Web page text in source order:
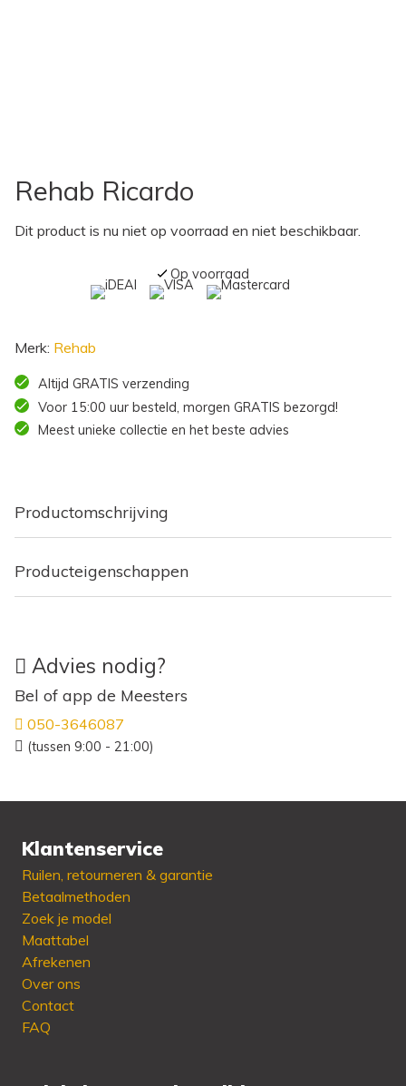
Rehab Ricardo
Dit product is nu niet op voorraad en niet beschikbaar.
Op voorraad
Merk: Rehab
Altijd GRATIS verzending
Voor 15:00 uur besteld, morgen GRATIS bezorgd!
Meest unieke collectie en het beste advies
Productomschrijving
Producteigenschappen
Advies nodig?
Bel of app de Meesters
050-3646087
(tussen 9:00 - 21:00)
Klantenservice
Ruilen, retourneren & garantie
Betaalmethoden
Zoek je model
Maattabel
Afrekenen
Over ons
Contact
FAQ